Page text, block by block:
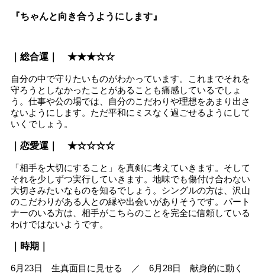
『ちゃんと向き合うようにします』
｜総合運｜ ★★★☆☆
自分の中で守りたいものがわかっています。これまでそれを
守ろうとしなかったことがあることも痛感しているでしょ
う。仕事や公の場では、自分のこだわりや理想をあまり出さ
ないようにします。ただ平和にミスなく過ごせるようにして
いくでしょう。
｜恋愛運｜ ★☆☆☆☆
「相手を大切にすること」を真剣に考えていきます。そして
それを少しずつ実行していきます。地味でも傷付け合わない
大切さみたいなものを知るでしょう。シングルの方は、沢山
のこだわりがある人との縁や出会いがありそうです。パート
ナーのいる方は、相手がこちらのことを完全に信頼している
わけではないようです。
｜時期｜
6月23日 生真面目に見せる ／ 6月28日 献身的に動く